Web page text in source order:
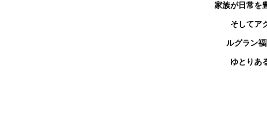
家族が日常を
そしてア
ルグラン
ゆとりあ